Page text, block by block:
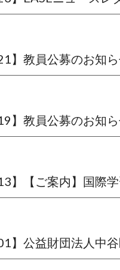
】教員公募のお知ら
】教員公募のお知
】【ご案内】国際
】公益財団法人中